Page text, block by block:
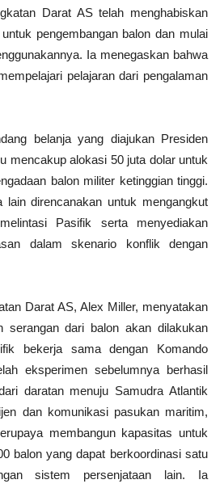
Darat AS telah menghabiskan
pengembangan balon dan mulai
Ia menegaskan bahwa
pelajaran dari pengalaman
belanja yang diajukan Presiden
mencakup alokasi 50 juta dolar untuk
balon militer ketinggian tinggi.
lain direncanakan untuk mengangkut
Pasifik serta menyediakan
dalam skenario konflik dengan
Darat AS, Alex Miller, menyatakan
serangan dari balon akan dilakukan
bekerja sama dengan Komando
eksperimen sebelumnya berhasil
daratan menuju Samudra Atlantik
dan komunikasi pasukan maritim,
membangun kapasitas untuk
balon yang dapat berkoordinasi satu
sistem persenjataan lain. Ia